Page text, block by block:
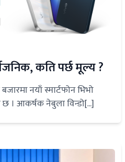
कति पर्छ मूल्य ?
नयाँ स्मार्टफोन भिभो
। आकर्षक नेबुला विन्डो[...]